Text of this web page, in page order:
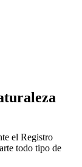
el Registro
todo tipo de